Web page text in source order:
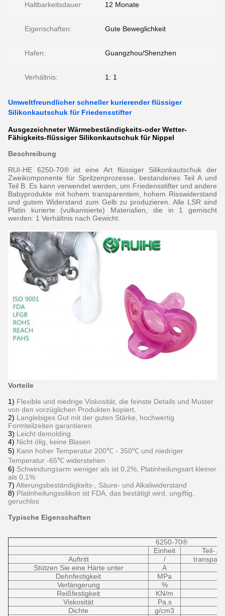
Haltbarkeitsdauer: 12 Monate
Eigenschaften: Gute Beweglichkeit
Hafen: Guangzhou/Shenzhen
Verhältnis: 1: 1
Umweltfreundlicher schneller kurierender flüssiger
Silikonkautschuk für Friedensstifter
Ausgezeichneter Wärmebeständigkeits-oder Wetter-
Fähigkeits-flüssiger Silikonkautschuk für Nippel
Beschreibung
RUI-HE 6250-70® ist eine Art flüssiger Silikonkautschuk der
Zweikomponente für Spritzenprozesse, bestandenes Teil A und
Teil B. Es kann verwendet werden, um Friedensstifter und andere
Babyprodukte mit hohem transparentem, hohem Risswiderstand
und gutem Widerstand zum Gelb zu produzieren. Alle LSR sind
Platin kurierte (vulkanisierte) Materialien, die in 1 gemischt
werden: 1 Verhältnis nach Gewicht.
Vorteile
1) Flexible und niedrige Viskosität, die feinste Details und Muster
von den vorzüglichen Produkten kopiert.
2) Langlebiges Gut mit der guten Stärke, hochwertig
Formteilzeiten garantieren
3) Leicht demolding
4) Nicht ölig, keine Blasen
5) Kann hoher Temperatur 200℃ - 350℃ und niedriger
Temperatur -65℃ widerstehen
6) Schwindungsarm weniger als ist 0,2%, Platinheilungsart kleiner
als 0,1%
7) Alterungsbeständigkeits-, Säure- und Alkaliwiderstand
8) Platinheilungssilikon ist FDA, das bestätigt wird, ungiftig,
geruchlos
Typische Eigenschaften
6250-70®
Einheit
Teil- A
Auftritt
/
Stützen Sie eine Härte unter
A
Dehnfestigkeit
MPa
Verlängerung
%
Reißfestigkeit
KN/m
Viskosität
Pa.s
Dichte
g/cm3